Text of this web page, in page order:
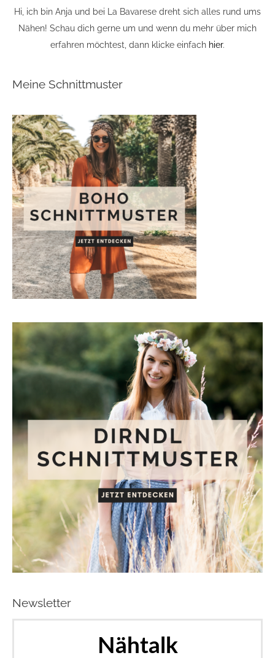
Hi, ich bin Anja und bei La Bavarese dreht sich alles rund ums
Nähen! Schau dich gerne um und wenn du mehr über mich
erfahren möchtest, dann klicke einfach hier.
Meine Schnittmuster
Newsletter
Nähtalk